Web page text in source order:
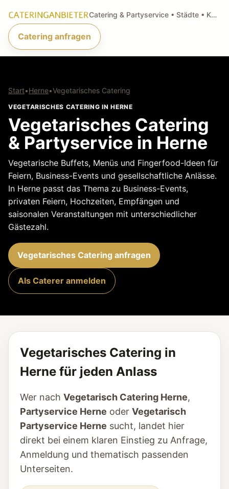
Catering & Partyservice • Städte • Küchenarten • Anfragen
Catering anfragen
Start•Herne•Vegetarisches Catering
VEGETARISCHES CATERING IN HERNE
Vegetarisches Catering
& Partyservice in Herne
Vegetarische Buffets, Menüs und Fingerfood-Ideen für
Feiern, Business-Events und gesellschaftliche Anlässe.
In Herne passt das Thema zu Business-Events,
privaten Feiern, Hochzeiten, Empfängen und
saisonalen Veranstaltungen mit unterschiedlicher
Gästezahl.
Vegetarisches Catering anfragen
Als Caterer anmelden
Vegetarisches Catering in
Herne für jeden Anlass
Wer nach Vegetarisch Catering Herne,
Partyservice Herne oder Vegetarisch
Partyservice Herne sucht, landet hier
direkt bei einem klaren Einstieg zu Anfrage,
Anmeldung und thematisch passenden
Unterseiten.